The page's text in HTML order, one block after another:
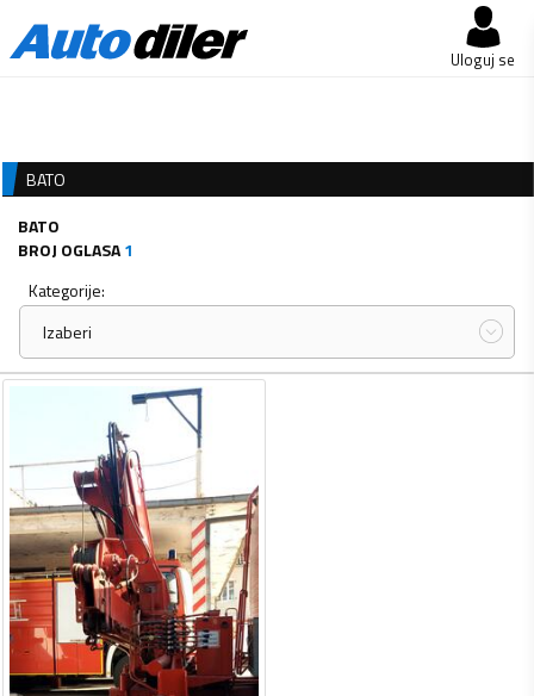
Uloguj se
BATO
BATO
BROJ OGLASA1
Kategorije:
Izaberi